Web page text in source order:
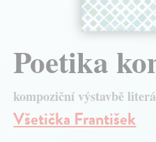
Poetika
kompoziční výstavbě
Všetička František